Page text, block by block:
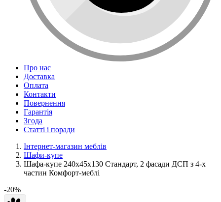
Про нас
Доставка
Оплата
Контакти
Повернення
Гарантія
Згода
Статті і поради
Інтернет-магазин меблів
Шафи-купе
Шафа-купе 240х45х130 Стандарт, 2 фасади ДСП з 4-х
частин Комфорт-меблі
-20%